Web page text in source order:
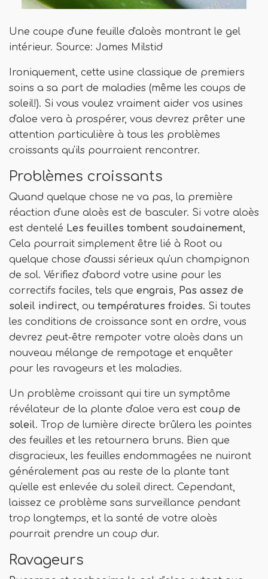
Une coupe d'une feuille d'aloès montrant le gel
intérieur. Source: James Milstid
Ironiquement, cette usine classique de premiers
soins a sa part de maladies (même les coups de
soleil!). Si vous voulez vraiment aider vos usines
d'aloe vera à prospérer, vous devrez prêter une
attention particulière à tous les problèmes
croissants qu'ils pourraient rencontrer.
Problèmes croissants
Quand quelque chose ne va pas, la première
réaction d'une aloès est de basculer. Si votre aloès
est dentelé Les feuilles tombent soudainement,
Cela pourrait simplement être lié à Root ou
quelque chose d'aussi sérieux qu'un champignon
de sol. Vérifiez d'abord votre usine pour les
correctifs faciles, tels que engrais, Pas assez de
soleil indirect, ou températures froides. Si toutes
les conditions de croissance sont en ordre, vous
devrez peut-être rempoter votre aloès dans un
nouveau mélange de rempotage et enquêter
pour les ravageurs et les maladies.
Un problème croissant qui tire un symptôme
révélateur de la plante d'aloe vera est coup de
soleil. Trop de lumière directe brûlera les pointes
des feuilles et les retournera bruns. Bien que
disgracieux, les feuilles endommagées ne nuiront
généralement pas au reste de la plante tant
qu'elle est enlevée du soleil direct. Cependant,
laissez ce problème sans surveillance pendant
trop longtemps, et la santé de votre aloès
pourrait prendre un coup dur.
Ravageurs